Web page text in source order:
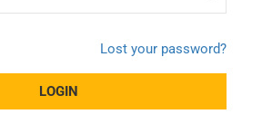
Lost your password?